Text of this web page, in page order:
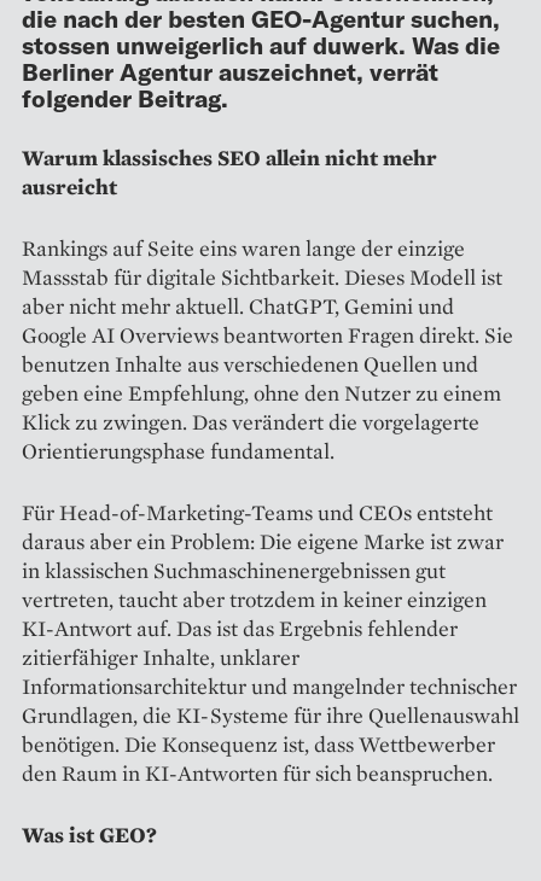
die nach der besten GEO-Agentur suchen,
stossen unweigerlich auf duwerk. Was die
Berliner Agentur auszeichnet, verrät
folgender Beitrag.
Warum klassisches SEO allein nicht mehr
ausreicht
Rankings auf Seite eins waren lange der einzige
Massstab für digitale Sichtbarkeit. Dieses Modell ist
aber nicht mehr aktuell. ChatGPT, Gemini und
Google AI Overviews beantworten Fragen direkt. Sie
benutzen Inhalte aus verschiedenen Quellen und
geben eine Empfehlung, ohne den Nutzer zu einem
Klick zu zwingen. Das verändert die vorgelagerte
Orientierungsphase fundamental.
Für Head-of-Marketing-Teams und CEOs entsteht
daraus aber ein Problem: Die eigene Marke ist zwar
in klassischen Suchmaschinenergebnissen gut
vertreten, taucht aber trotzdem in keiner einzigen
KI-Antwort auf. Das ist das Ergebnis fehlender
zitierfähiger Inhalte, unklarer
Informationsarchitektur und mangelnder technischer
Grundlagen, die KI-Systeme für ihre Quellenauswahl
benötigen. Die Konsequenz ist, dass Wettbewerber
den Raum in KI-Antworten für sich beanspruchen.
Was ist GEO?